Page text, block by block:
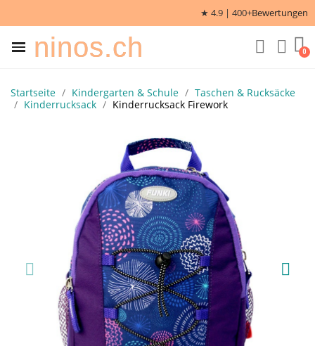
★ 4.9 | 400+Bewertungen
ninos.ch
Startseite Kindergarten & Schule
Taschen & Rucksäcke
Kinderrucksack
Kinderrucksack Firework